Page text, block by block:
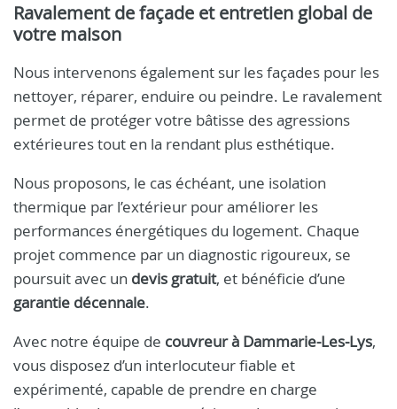
Ravalement de façade et entretien global de
votre maison
Nous intervenons également sur les façades pour les
nettoyer, réparer, enduire ou peindre. Le ravalement
permet de protéger votre bâtisse des agressions
extérieures tout en la rendant plus esthétique.
Nous proposons, le cas échéant, une isolation
thermique par l’extérieur pour améliorer les
performances énergétiques du logement. Chaque
projet commence par un diagnostic rigoureux, se
poursuit avec un devis gratuit, et bénéficie d’une
garantie décennale.
Avec notre équipe de couvreur à Dammarie‑Les‑Lys,
vous disposez d’un interlocuteur fiable et
expérimenté, capable de prendre en charge